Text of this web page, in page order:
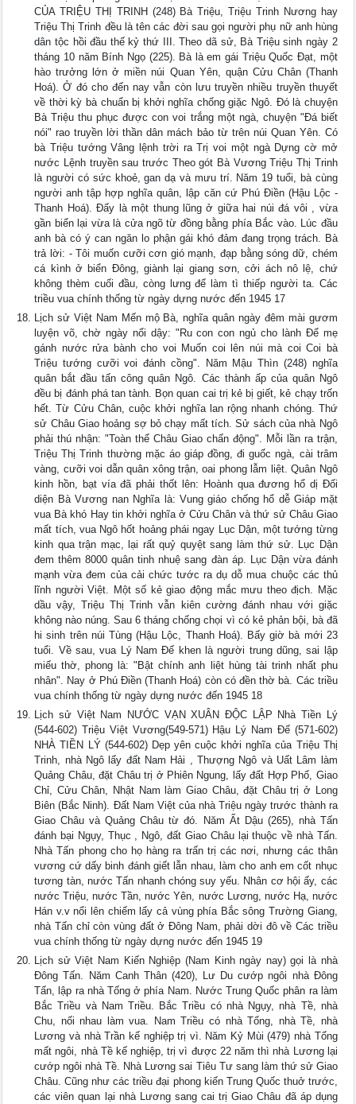
CỦA TRIỆU THỊ TRINH (248) Bà Triệu, Triệu Trinh Nương hay
Triệu Thị Trinh đều là tên các đời sau gọi người phụ nữ anh hùng
dân tộc hồi đầu thế kỷ thứ III. Theo dã sử, Bà Triệu sinh ngày 2
tháng 10 năm Bính Ngọ (225). Bà là em gái Triệu Quốc Đạt, một
hào trưởng lớn ở miền núi Quan Yên, quận Cửu Chân (Thanh
Hoá). Ở đó cho đến nay vẫn còn lưu truyền nhiều truyền thuyết
về thời kỳ bà chuẩn bị khởi nghĩa chống giặc Ngô. Đó là chuyện
Bà Triệu thu phục được con voi trắng một ngà, chuyện "Đá biết
nói" rao truyền lời thần dân mách bảo từ trên núi Quan Yên. Có
bà Triệu tướng Vâng lệnh trời ra Trị voi một ngà Dựng cờ mở
nước Lệnh truyền sau trước Theo gót Bà Vương Triệu Thị Trinh
là người có sức khoẻ, gan dạ và mưu trí. Năm 19 tuổi, bà cùng
người anh tập hợp nghĩa quân, lập căn cứ Phú Điền (Hậu Lộc -
Thanh Hoá). Đấy là một thung lũng ở giữa hai núi đá vôi , vừa
gần biển lại vừa là cửa ngõ từ đồng bằng phía Bắc vào. Lúc đầu
anh bà có ý can ngăn lo phận gái khó đảm đang trọng trách. Bà
trả lời: - Tôi muốn cưỡi cơn gió mạnh, đạp bằng sóng dữ, chém
cá kình ở biển Đông, giành lại giang sơn, cởi ách nô lệ, chứ
không thèm cuối đầu, còng lưng để làm tì thiếp người ta. Các
triều vua chính thống từ ngày dựng nước đến 1945 17
Lịch sử Việt Nam Mến mộ Bà, nghĩa quân ngày đêm mài gươm
luyện võ, chờ ngày nổi dậy: "Ru con con ngủ cho lành Để mẹ
gánh nước rửa bành cho voi Muốn coi lên núi mà coi Coi bà
Triệu tướng cưỡi voi đánh cồng". Năm Mậu Thìn (248) nghĩa
quân bắt đầu tấn công quân Ngô. Các thành ấp của quân Ngô
đều bị đánh phá tan tành. Bọn quan cai trị kẻ bị giết, kẻ chạy trốn
hết. Từ Cửu Chân, cuộc khởi nghĩa lan rộng nhanh chóng. Thứ
sử Châu Giao hoảng sợ bỏ chạy mất tích. Sử sách của nhà Ngô
phải thú nhận: "Toàn thể Châu Giao chấn động". Mỗi lần ra trận,
Triệu Thị Trinh thường mặc áo giáp đồng, đi guốc ngà, cài trâm
vàng, cưỡi voi dẫn quân xông trận, oai phong lẫm liệt. Quân Ngô
kinh hồn, bạt vía đã phải thốt lên: Hoành qua đương hổ dị Đối
diện Bà Vương nan Nghĩa là: Vung giáo chống hổ dễ Giáp mặt
vua Bà khó Hay tin khởi nghĩa ở Cửu Chân và thứ sử Châu Giao
mất tích, vua Ngô hốt hoảng phái ngay Lục Dận, một tướng từng
kinh qua trận mạc, lại rất quỷ quyệt sang làm thứ sử. Lục Dận
đem thêm 8000 quân tinh nhuệ sang đàn áp. Lục Dận vừa đánh
mạnh vừa đem của cải chức tước ra dụ dỗ mua chuộc các thủ
lĩnh người Việt. Một số kẻ giao động mắc mưu theo địch. Mặc
dầu vậy, Triệu Thị Trinh vẫn kiên cường đánh nhau với giặc
không nào núng. Sau 6 tháng chống chọi vì có kẻ phản bội, bà đã
hi sinh trên núi Tùng (Hậu Lộc, Thanh Hoá). Bấy giờ bà mới 23
tuổi. Về sau, vua Lý Nam Đế khen là người trung dũng, sai lập
miếu thờ, phong là: "Bật chính anh liệt hùng tài trinh nhất phu
nhân". Nay ở Phú Điền (Thanh Hoá) còn có đền thờ bà. Các triều
vua chính thống từ ngày dựng nước đến 1945 18
Lịch sử Việt Nam NƯỚC VẠN XUÂN ĐỘC LẬP Nhà Tiền Lý
(544-602) Triệu Việt Vương(549-571) Hậu Lý Nam Đế (571-602)
NHÀ TIỀN LÝ (544-602) Dẹp yên cuộc khởi nghĩa của Triệu Thị
Trinh, nhà Ngô lấy đất Nam Hải , Thượng Ngô và Uất Lâm làm
Quảng Châu, đặt Châu trị ở Phiên Ngung, lấy đất Hợp Phố, Giao
Chỉ, Cửu Chân, Nhật Nam làm Giao Châu, đặt Châu trị ở Long
Biên (Bắc Ninh). Đất Nam Việt của nhà Triệu ngày trước thành ra
Giao Châu và Quảng Châu từ đó. Năm Ất Dậu (265), nhà Tấn
đánh bại Ngụy, Thục , Ngô, đất Giao Châu lại thuộc về nhà Tấn.
Nhà Tấn phong cho họ hàng ra trấn trị các nơi, nhưng các thân
vương cứ dấy binh đánh giết lẫn nhau, làm cho anh em cốt nhục
tương tàn, nước Tấn nhanh chóng suy yếu. Nhân cơ hội ấy, các
nước Triệu, nước Tần, nước Yên, nước Lương, nước Hạ, nước
Hán v.v nổi lên chiếm lấy cả vùng phía Bắc sông Trường Giang,
nhà Tấn chỉ còn vùng đất ở Đông Nam, phải dời đô về Các triều
vua chính thống từ ngày dựng nước đến 1945 19
Lịch sử Việt Nam Kiến Nghiệp (Nam Kinh ngày nay) gọi là nhà
Đông Tấn. Năm Canh Thân (420), Lư Du cướp ngôi nhà Đông
Tấn, lập ra nhà Tống ở phía Nam. Nước Trung Quốc phân ra làm
Bắc Triều và Nam Triều. Bắc Triều có nhà Ngụy, nhà Tề, nhà
Chu, nối nhau làm vua. Nam Triều có nhà Tống, nhà Tề, nhà
Lương và nhà Trần kế nghiệp trị vì. Năm Kỷ Mùi (479) nhà Tống
mất ngôi, nhà Tề kế nghiệp, trị vì được 22 năm thì nhà Lương lại
cướp ngôi nhà Tề. Nhà Lương sai Tiêu Tư sang làm thứ sử Giao
Châu. Cũng như các triều đại phong kiến Trung Quốc thuở trước,
các viên quan lại nhà Lương sang cai trị Giao Châu đã áp dụng